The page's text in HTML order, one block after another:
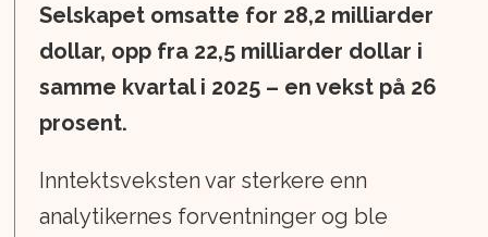
Selskapet omsatte for 28,2 milliarder
dollar, opp fra 22,5 milliarder dollar i
samme kvartal i 2025 – en vekst på 26
prosent.
Inntektsveksten var sterkere enn
analytikernes forventninger og ble